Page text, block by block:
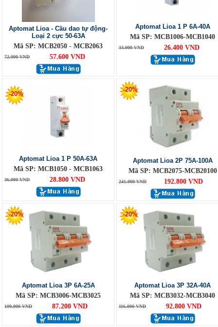
Aptomat Lioa - Cầu dao tự động-
Loại 2 cực 50-63A
Mã SP: MCB2050 - MCB2063
72.000 VND 57.600 VND
Aptomat Lioa 1 P 6A-40A
Mã SP: MCB1006-MCB1040
33.000 VND 26.400 VND
-20%
Aptomat Lioa 1 P 50A-63A
Mã SP: MCB1050 - MCB1063
36.000 VND 28.800 VND
-20%
Aptomat Lioa 2P 75A-100A
Mã SP: MCB2075-MCB20100
241.000 VND 192.800 VND
-20%
Aptomat Lioa 3P 6A-25A
Mã SP: MCB3006-MCB3025
109.000 VND 87.200 VND
-20%
Aptomat Lioa 3P 32A-40A
Mã SP: MCB3032-MCB3040
116.000 VND 92.800 VND